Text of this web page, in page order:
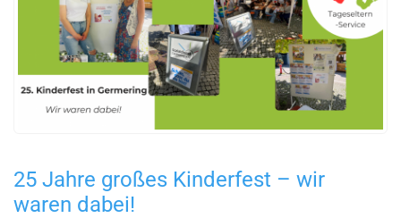
25 Jahre großes Kinderfest – wir
waren dabei!